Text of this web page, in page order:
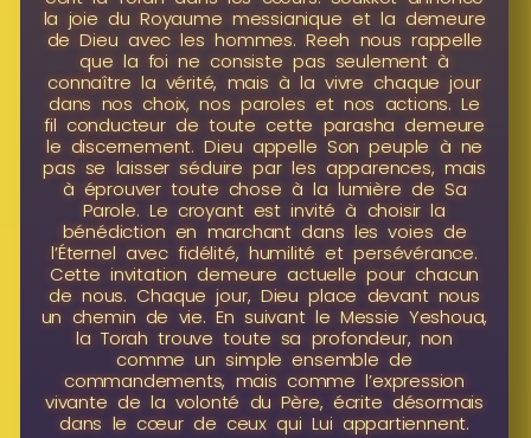
la joie du Royaume messianique et la demeure
de Dieu avec les hommes. Reeh nous rappelle
que la foi ne consiste pas seulement à
connaître la vérité, mais à la vivre chaque jour
dans nos choix, nos paroles et nos actions. Le
fil conducteur de toute cette parasha demeure
le discernement. Dieu appelle Son peuple à ne
pas se laisser séduire par les apparences, mais
à éprouver toute chose à la lumière de Sa
Parole. Le croyant est invité à choisir la
bénédiction en marchant dans les voies de
l’Éternel avec fidélité, humilité et persévérance.
Cette invitation demeure actuelle pour chacun
de nous. Chaque jour, Dieu place devant nous
un chemin de vie. En suivant le Messie Yeshoua,
la Torah trouve toute sa profondeur, non
comme un simple ensemble de
commandements, mais comme l’expression
vivante de la volonté du Père, écrite désormais
dans le cœur de ceux qui Lui appartiennent.